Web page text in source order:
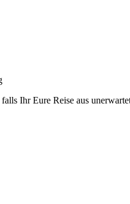
Ihr Eure Reise aus